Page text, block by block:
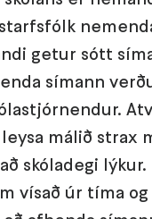
getur sótt
símann
málið strax
skóladegi lýkur.
vísað úr tíma